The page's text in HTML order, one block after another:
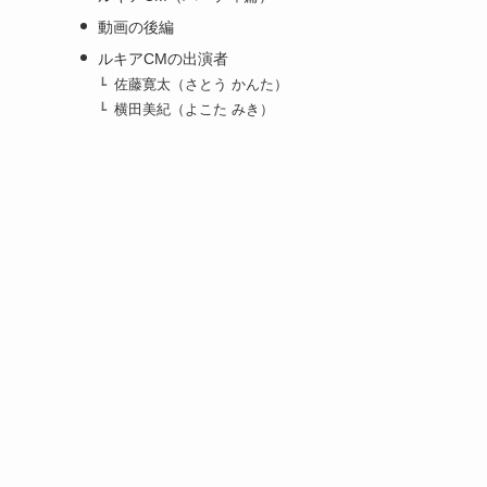
動画の後編
ルキアCMの出演者
佐藤寛太（さとう かんた）
横田美紀（よこた みき）